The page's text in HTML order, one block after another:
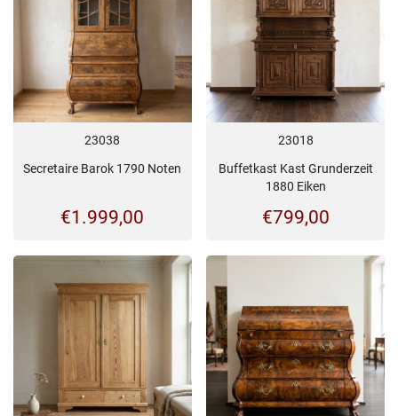
23038
Secretaire Barok 1790 Noten
€1.999,00
23018
Buffetkast Kast Grunderzeit
1880 Eiken
€799,00